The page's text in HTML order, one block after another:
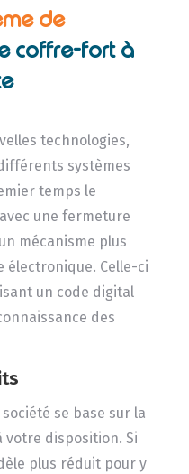
de
coffre-fort à
technologies,
systèmes
temps le
une fermeture
mécanisme plus
électronique. Celle-ci
un code digital
des
se base sur la
disposition. Si
plus réduit pour y